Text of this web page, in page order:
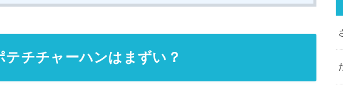
テチチャーハンはまずい？